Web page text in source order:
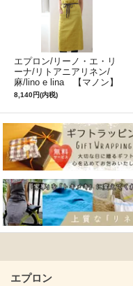
エプロン/リーノ・エ・リ
ーナ/リトアニアリネン/
麻/lino e lina 【マノン】
ミモザ
8,140円(内税)
エプロン